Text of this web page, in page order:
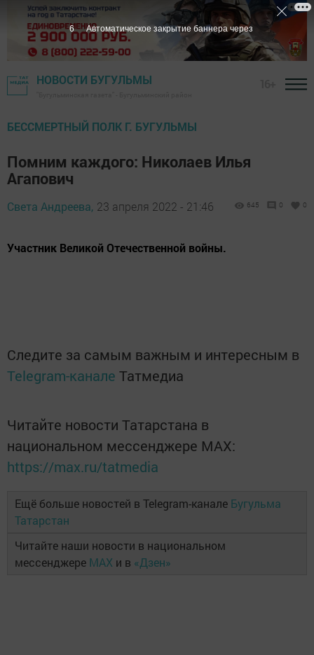
НОВОСТИ БУГУЛЬМЫ
БЕССМЕРТНЫЙ ПОЛК Г. БУГУЛЬМЫ
Помним каждого: Николаев Илья
Агапович
Света Андреева, 23 апреля 2022 - 21:46 645 0 0
Участник Великой Отечественной войны.
Следите за самым важным и интересным в
Telegram-канале Татмедиа
Читайте новости Татарстана в
национальном мессенджере MАХ:
https://max.ru/tatmedia
Ещё больше новостей в Telegram-канале Бугульма
Татарстан
Читайте наши новости в национальном
мессенджере MAX и в «Дзен»
5 Автоматическое закрытие баннера через